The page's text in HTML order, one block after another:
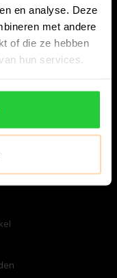
en analyse. Deze
met andere
of die ze hebben
hun services.